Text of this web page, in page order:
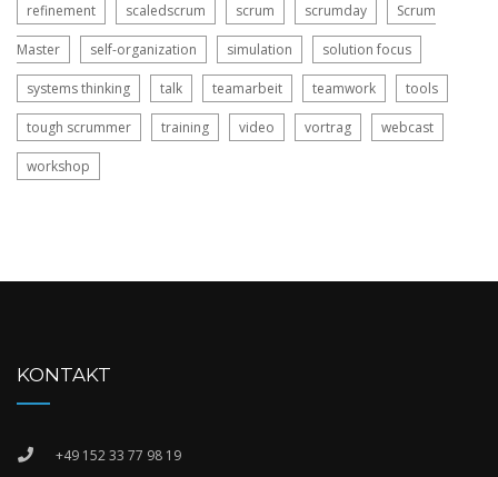
refinement scaledscrum scrum scrumday Scrum
Master self-organization simulation solution focus
systems thinking talk teamarbeit teamwork tools
tough scrummer training video vortrag webcast
workshop
KONTAKT
+49 152 33 77 98 19